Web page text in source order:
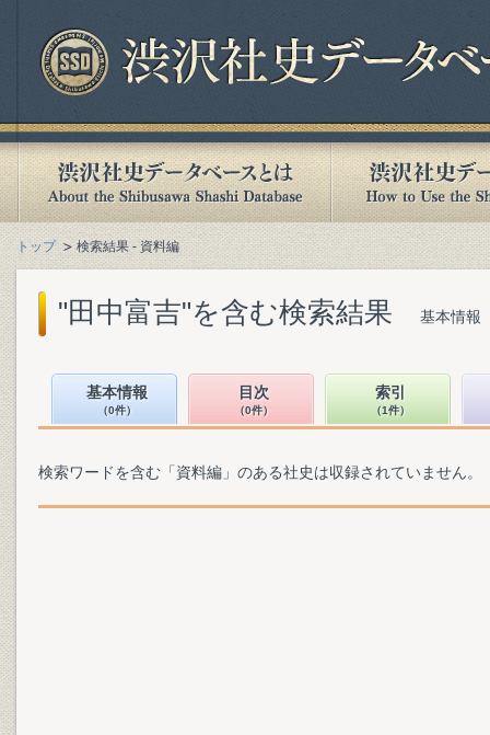
トップ 検索結果 - 資料編
"田中富吉"を含む検索結果 基本情報
基本情報
（0件）
目次
（0件）
索引
（1件）
検索ワードを含む「資料編」のある社史は収録されていません。